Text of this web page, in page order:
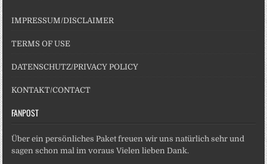
IMPRESSUM/DISCLAIMER
TERMS OF USE
DATENSCHUTZ/PRIVACY POLICY
KONTAKT/CONTACT
FANPOST
Über ein persönliches Paket freuen wir uns natürlich sehr und
sagen schon mal im voraus Vielen lieben Dank.